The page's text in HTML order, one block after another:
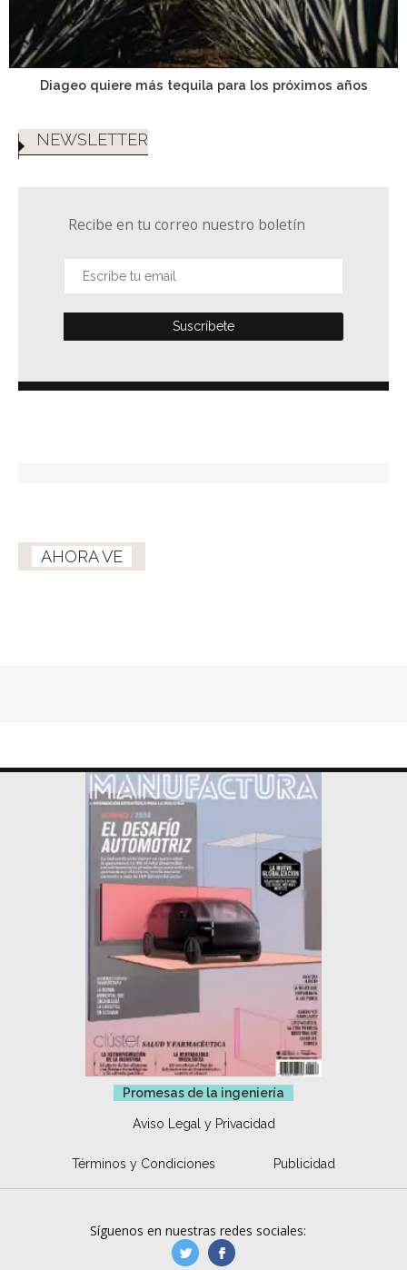
Diageo quiere más tequila para los próximos años
NEWSLETTER
Recibe en tu correo nuestro boletín
AHORA VE
Promesas de la ingeniería
Aviso Legal y Privacidad
Términos y Condiciones Publicidad
Síguenos en nuestras redes sociales:
manufacturaGE